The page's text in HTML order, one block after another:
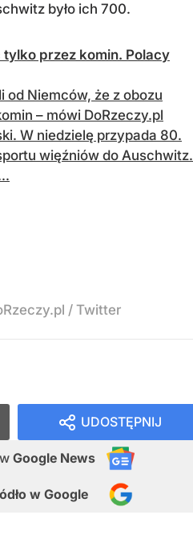
było ich 700.
przez komin. Polacy
od Niemców, że z obozu
– mówi DoRzeczy.pl
W niedzielę przypada 80.
więźniów do Auschwitz.
/ Twitter
UDOSTĘPNIJ
w Google News
w Google